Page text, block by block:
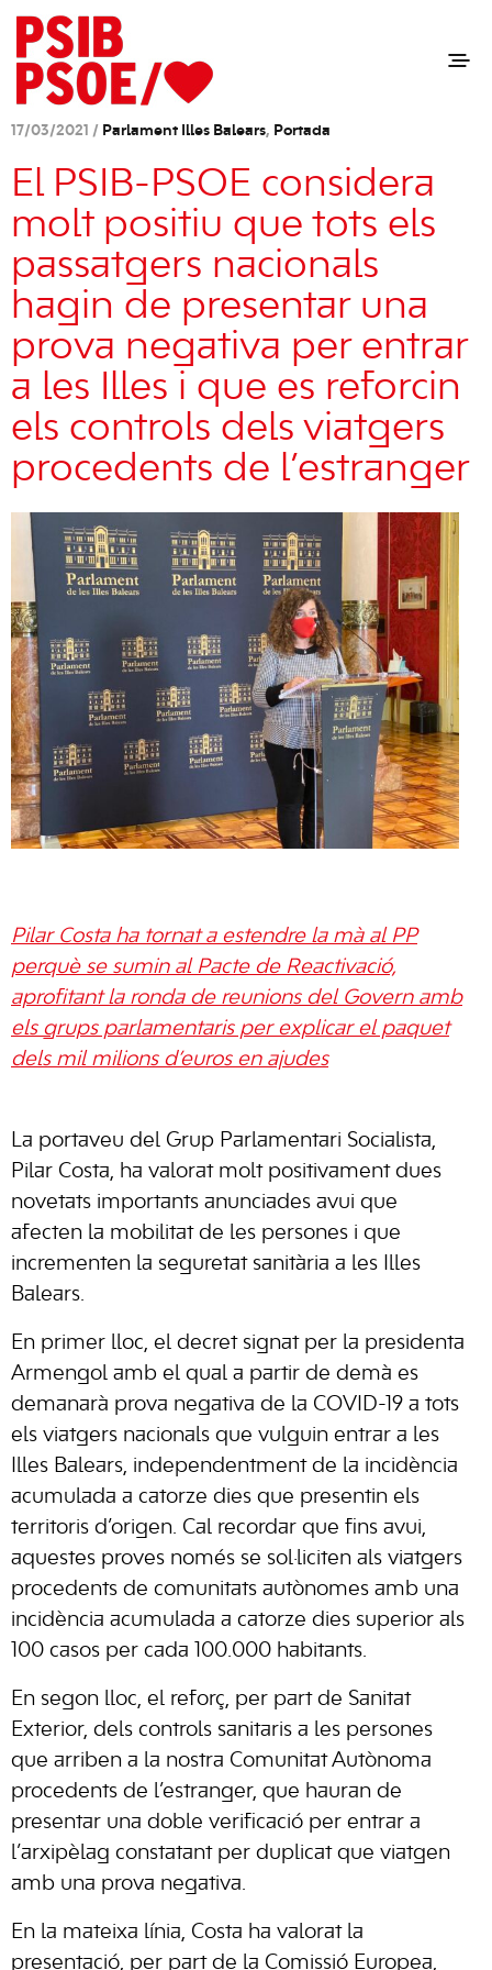
17/03/2021 / Parlament Illes Balears, Portada
El PSIB-PSOE considera
molt positiu que tots els
passatgers nacionals
hagin de presentar una
prova negativa per entrar
a les Illes i que es reforcin
els controls dels viatgers
procedents de l’estranger
Pilar Costa ha tornat a estendre la mà al PP
perquè se sumin al Pacte de Reactivació,
aprofitant la ronda de reunions del Govern amb
els grups parlamentaris per explicar el paquet
dels mil milions d’euros en ajudes
La portaveu del Grup Parlamentari Socialista,
Pilar Costa, ha valorat molt positivament dues
novetats importants anunciades avui que
afecten la mobilitat de les persones i que
incrementen la seguretat sanitària a les Illes
Balears.
En primer lloc, el decret signat per la presidenta
Armengol amb el qual a partir de demà es
demanarà prova negativa de la COVID-19 a tots
els viatgers nacionals que vulguin entrar a les
Illes Balears, independentment de la incidència
acumulada a catorze dies que presentin els
territoris d’origen. Cal recordar que fins avui,
aquestes proves només se sol·liciten als viatgers
procedents de comunitats autònomes amb una
incidència acumulada a catorze dies superior als
100 casos per cada 100.000 habitants.
En segon lloc, el reforç, per part de Sanitat
Exterior, dels controls sanitaris a les persones
que arriben a la nostra Comunitat Autònoma
procedents de l’estranger, que hauran de
presentar una doble verificació per entrar a
l’arxipèlag constatant per duplicat que viatgen
amb una prova negativa.
En la mateixa línia, Costa ha valorat la
presentació, per part de la Comissió Europea,